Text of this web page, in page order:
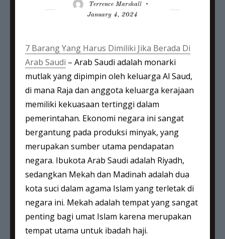
Author
Terrence Marshall
January 4, 2024
7 Barang Yang Harus Dimiliki Jika Berada Di
Arab Saudi – Arab Saudi adalah monarki
mutlak yang dipimpin oleh keluarga Al Saud,
di mana Raja dan anggota keluarga kerajaan
memiliki kekuasaan tertinggi dalam
pemerintahan. Ekonomi negara ini sangat
bergantung pada produksi minyak, yang
merupakan sumber utama pendapatan
negara. Ibukota Arab Saudi adalah Riyadh,
sedangkan Mekah dan Madinah adalah dua
kota suci dalam agama Islam yang terletak di
negara ini. Mekah adalah tempat yang sangat
penting bagi umat Islam karena merupakan
tempat utama untuk ibadah haji.